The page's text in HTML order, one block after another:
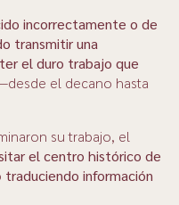
incorrectamente o de
transmitir una
el duro trabajo que
el decano hasta
su trabajo, el
el centro histórico de
traduciendo información